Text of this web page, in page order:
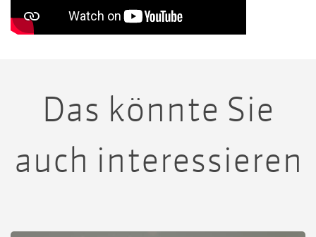
Das könnte Sie
auch interessieren